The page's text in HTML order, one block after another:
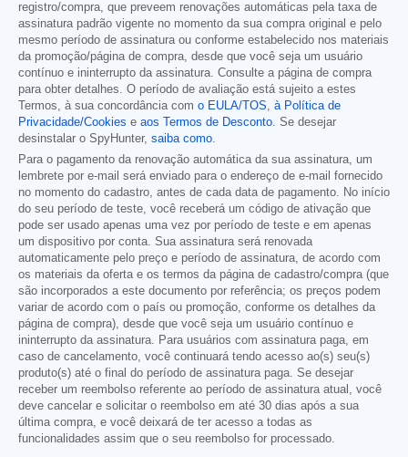
registro/compra, que preveem renovações automáticas pela taxa de
assinatura padrão vigente no momento da sua compra original e pelo
mesmo período de assinatura ou conforme estabelecido nos materiais
da promoção/página de compra, desde que você seja um usuário
contínuo e ininterrupto da assinatura. Consulte a página de compra
para obter detalhes. O período de avaliação está sujeito a estes
Termos, à sua concordância com o EULA/TOS, à Política de
Privacidade/Cookies e aos Termos de Desconto. Se desejar
desinstalar o SpyHunter, saiba como.
Para o pagamento da renovação automática da sua assinatura, um
lembrete por e-mail será enviado para o endereço de e-mail fornecido
no momento do cadastro, antes de cada data de pagamento. No início
do seu período de teste, você receberá um código de ativação que
pode ser usado apenas uma vez por período de teste e em apenas
um dispositivo por conta. Sua assinatura será renovada
automaticamente pelo preço e período de assinatura, de acordo com
os materiais da oferta e os termos da página de cadastro/compra (que
são incorporados a este documento por referência; os preços podem
variar de acordo com o país ou promoção, conforme os detalhes da
página de compra), desde que você seja um usuário contínuo e
ininterrupto da assinatura. Para usuários com assinatura paga, em
caso de cancelamento, você continuará tendo acesso ao(s) seu(s)
produto(s) até o final do período de assinatura paga. Se desejar
receber um reembolso referente ao período de assinatura atual, você
deve cancelar e solicitar o reembolso em até 30 dias após a sua
última compra, e você deixará de ter acesso a todas as
funcionalidades assim que o seu reembolso for processado.